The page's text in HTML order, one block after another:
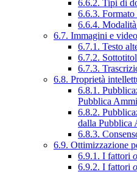
6.6.2. Tipi di
6.6.3.
6.6.4.
6.7. Immagini e video
6.7.1. Testo
6.7.2.
6.7.3.
6.8. Proprietà
6.8.1.
Pubblica
6.8.2.
dalla Pubblica
6.8.3.
6.9. Ottimizzazione
6.9.1. I fattori
6.9.2. I fattori